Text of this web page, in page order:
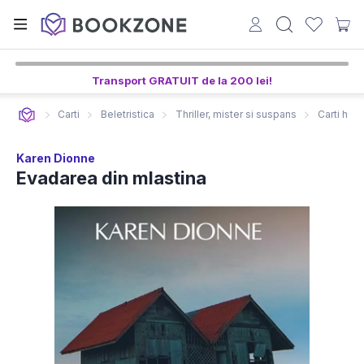
Transport GRATUIT de la 200 lei!
Carti Beletristica Thriller, mister si suspans Carti
Karen Dionne
Evadarea din mlastina